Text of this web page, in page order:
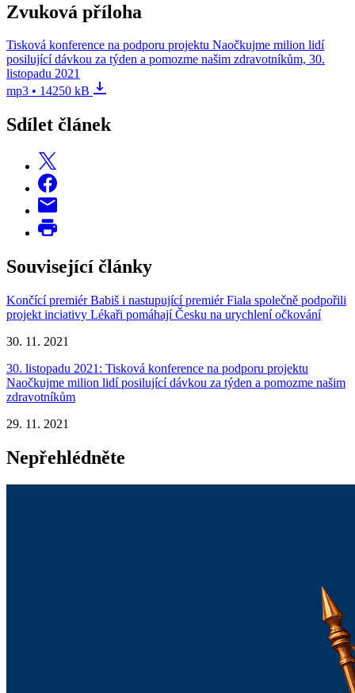
Zvuková příloha
Tisková konference na podporu projektu Naočkujme milion lidí
posilující dávkou za týden a pomozme našim zdravotníkům, 30.
listopadu 2021
mp3 • 14250 kB
Sdílet článek
Související články
Končící premiér Babiš i nastupující premiér Fiala společně podpořili
projekt inciativy Lékaři pomáhají Česku na urychlení očkování
30. 11. 2021
30. listopadu 2021: Tisková konference na podporu projektu
Naočkujme milion lidí posilující dávkou za týden a pomozme našim
zdravotníkům
29. 11. 2021
Nepřehlédněte